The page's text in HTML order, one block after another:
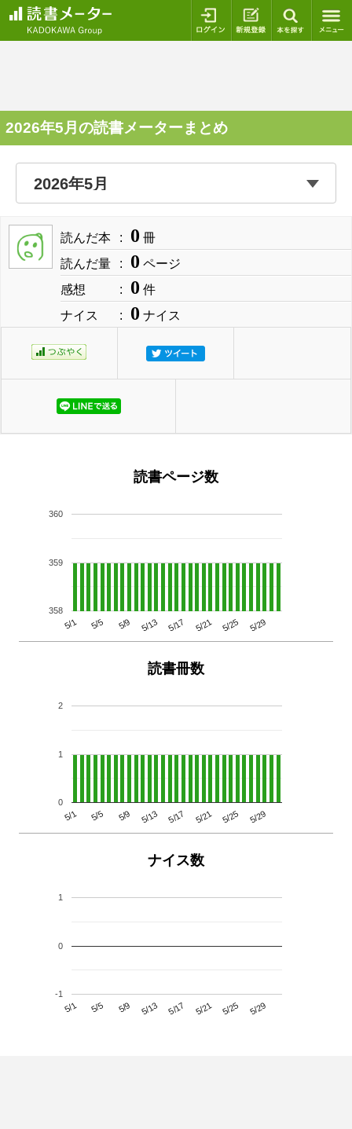
ログイン 新規登録
2026年5月の読書メーターまとめ
読んだ本 0 冊
読んだ量
0 ページ
感想
0 件
ナイス
0 ナイス
読書ページ数
5/1 5/5 5/9 5/13 5/17 5/21 5/25 5/29
358
359
360
読書冊数
5/1 5/5 5/9 5/13 5/17 5/21 5/25 5/29
0
1
2
ナイス数
5/1 5/5 5/9 5/13 5/17 5/21 5/25 5/29
-1
0
1